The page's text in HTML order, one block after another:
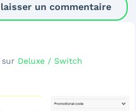
un commentaire
sur Deluxe / Switch